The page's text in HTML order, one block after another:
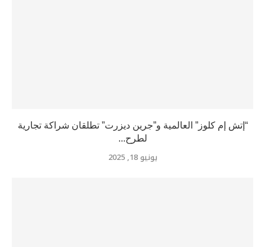
“إتش إم كلوز” العالمية و”جرين ديزرت” تطلقان شراكة تجارية
لطرح...
يونيو 18, 2025